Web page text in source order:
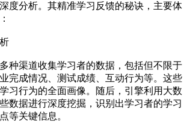
度分析。其精准学习反馈的秘诀，主要体
种渠道收集学习者的数据，包括但不限于
完成情况、测试成绩、互动行为等。这些
习行为的全面画像。随后，引擎利用大数
数据进行深度挖掘，识别出学习者的学习
等关键信息。